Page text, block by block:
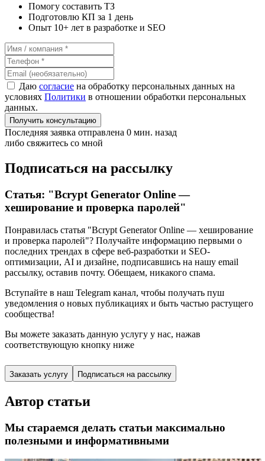
Помогу составить ТЗ
Подготовлю КП за 1 день
Опыт 10+ лет в разработке и SEO
Даю согласие на обработку персональных данных на
условиях Политики в отношении обработки персональных
данных.
Получить консультацию
Последняя заявка отправлена 0 мин. назад
либо свяжитесь со мной
Подписаться на рассылку
Статья: "Bcrypt Generator Online —
хеширование и проверка паролей"
Понравилась статья "Bcrypt Generator Online — хеширование
и проверка паролей"? Получайте информацию первыми о
последних трендах в сфере веб-разработки и SEO-
оптимизации, AI и дизайне, подписавшись на нашу email
рассылку, оставив почту. Обещаем, никакого спама.
Вступайте в наш Telegram канал, чтобы получать пуш
уведомления о новых публикациях и быть частью растущего
сообщества!
Вы можете заказать данную услугу у нас, нажав
соответствующую кнопку ниже
Заказать услугу Подписаться на рассылку
Автор статьи
Мы стараемся делать статьи максимально
полезными и информативными